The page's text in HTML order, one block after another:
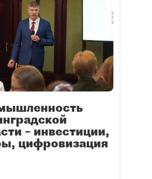
– инвестиции,
цифровизация